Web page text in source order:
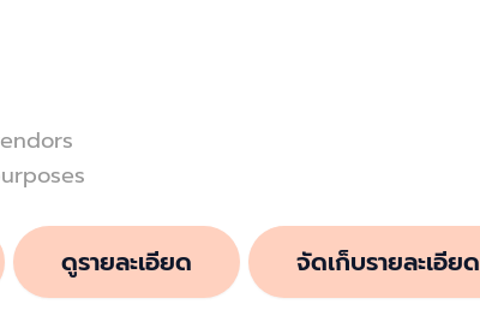
ดูรายละเอียด จัดเก็บรายละเอียด